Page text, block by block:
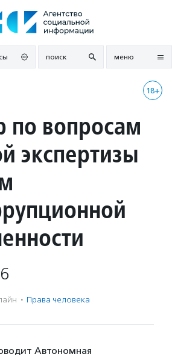
поиск меню
18+
по вопросам
экспертизы
· Права человека
Автономная